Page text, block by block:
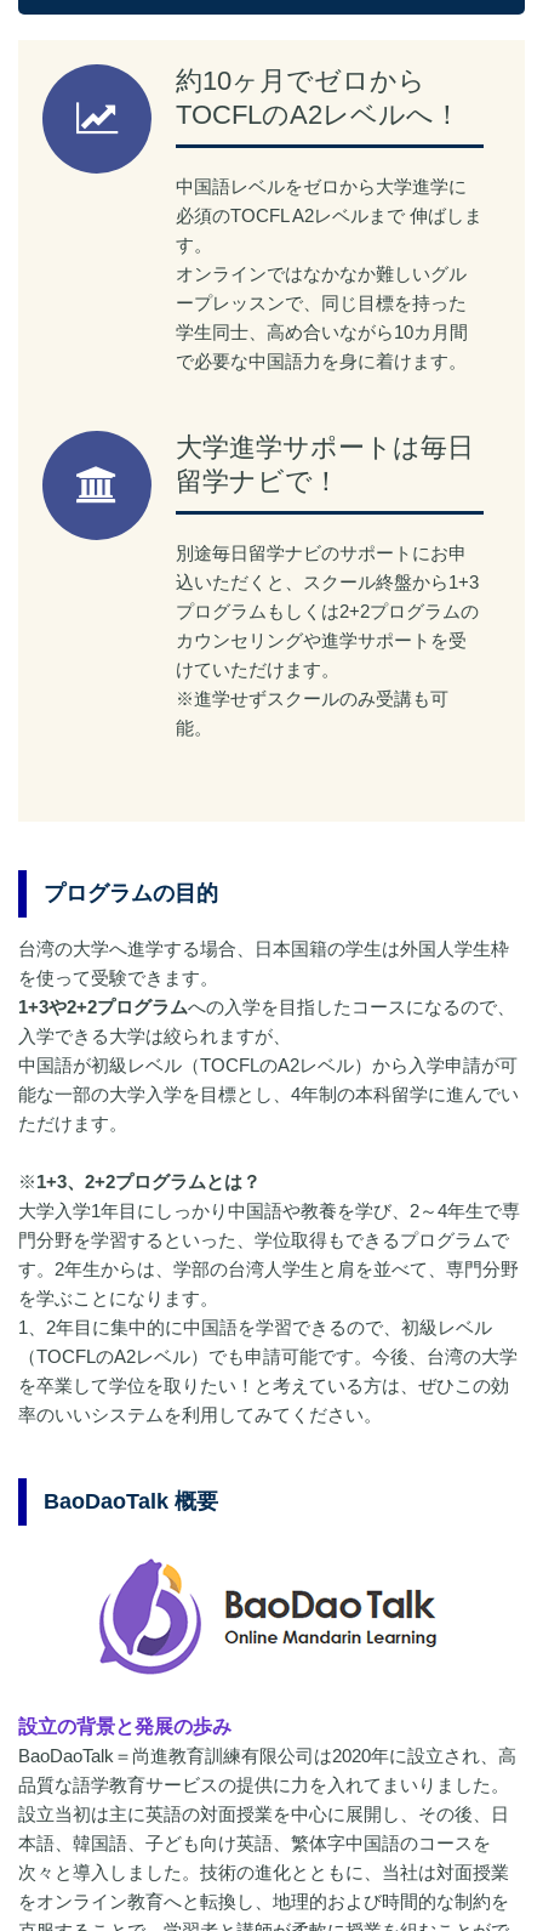
約10ヶ月でゼロから
TOCFLのA2レベルへ！
中国語レベルをゼロから大学進学に
必須のTOCFL A2レベルまで 伸ばしま
す。
オンラインではなかなか難しいグル
ープレッスンで、同じ目標を持った
学生同士、高め合いながら10カ月間
で必要な中国語力を身に着けます。
大学進学サポートは毎日
留学ナビで！
別途毎日留学ナビのサポートにお申
込いただくと、スクール終盤から1+3
プログラムもしくは2+2プログラムの
カウンセリングや進学サポートを受
けていただけます。
※進学せずスクールのみ受講も可
能。
プログラムの目的
台湾の大学へ進学する場合、日本国籍の学生は外国人学生枠
を使って受験できます。
1+3や2+2プログラムへの入学を目指したコースになるので、
入学できる大学は絞られますが、
中国語が初級レベル（TOCFLのA2レベル）から入学申請が可
能な一部の大学入学を目標とし、4年制の本科留学に進んでい
ただけます。
※1+3、2+2プログラムとは？
大学入学1年目にしっかり中国語や教養を学び、2～4年生で専
門分野を学習するといった、学位取得もできるプログラムで
す。2年生からは、学部の台湾人学生と肩を並べて、専門分野
を学ぶことになります。
1、2年目に集中的に中国語を学習できるので、初級レベル
（TOCFLのA2レベル）でも申請可能です。今後、台湾の大学
を卒業して学位を取りたい！と考えている方は、ぜひこの効
率のいいシステムを利用してみてください。
BaoDaoTalk 概要
設立の背景と発展の歩み
BaoDaoTalk＝尚進教育訓練有限公司は2020年に設立され、高
品質な語学教育サービスの提供に力を入れてまいりました。
設立当初は主に英語の対面授業を中心に展開し、その後、日
本語、韓国語、子ども向け英語、繁体字中国語のコースを
次々と導入しました。技術の進化とともに、当社は対面授業
をオンライン教育へと転換し、地理的および時間的な制約を